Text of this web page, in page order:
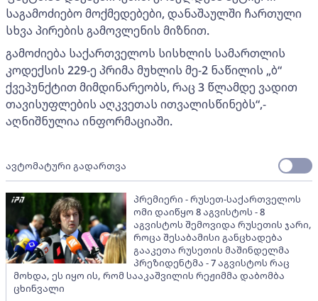
საგამოძიებო მოქმედებები, დანაშაულში ჩართული
სხვა პირების გამოვლენის მიზნით.
გამოძიება საქართველოს სისხლის სამართლის
კოდექსის 229-ე პრიმა მუხლის მე-2 ნაწილის „ბ“
ქვეპუნქტით მიმდინარეობს, რაც 3 წლამდე ვადით
თავისუფლების აღკვეთას ითვალისწინებს“,-
აღნიშნულია ინფორმაციაში.
ავტომატური გადართვა
პრემიერი - რუსეთ-საქართველოს
ომი დაიწყო 8 აგვისტოს - 8
აგვისტოს შემოვიდა რუსეთის ჯარი,
როცა შესაბამისი განცხადება
გააკეთა რუსეთის მაშინდელმა
პრეზიდენტმა - 7 აგვისტოს რაც
მოხდა, ეს იყო ის, რომ სააკაშვილის რეჟიმმა დაბომბა
ცხინვალი